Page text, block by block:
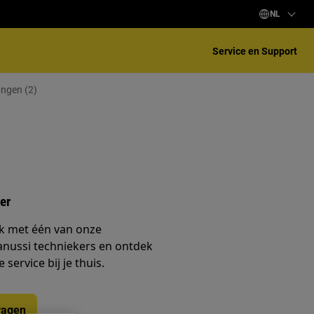
NL
Service en Support
(2)
met één van onze
techniekers en ontdek
service bij je thuis.